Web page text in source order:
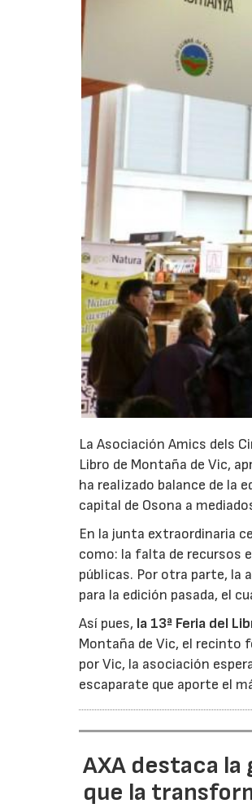
La Asociación Amics dels
Libro de Montaña de Vic,
ha realizado balance de la
capital de Osona a
En la junta extraordinaria
como: la falta de recursos
públicas. Por otra parte, la
para la edición pasada, el
Así pues, la 13ª Feria del
Montaña de Vic, el recinto
por Vic, la asociación
escaparate que aporte el
AXA destaca
que la